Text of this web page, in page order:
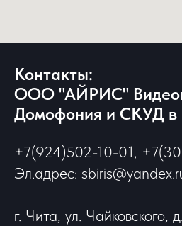
Контакты:
ООО "АЙРИС"
Домофония и СКУД в
+7(924)502-10-01,
Эл.адрес:
г. Чита, ул. Чайковского,